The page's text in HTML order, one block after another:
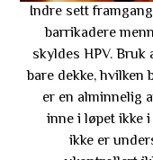
Indre sett
barrikadere
skyldes HPV.
bare dekke,
er en alminnelig
inne i løpet ikke
ikke er